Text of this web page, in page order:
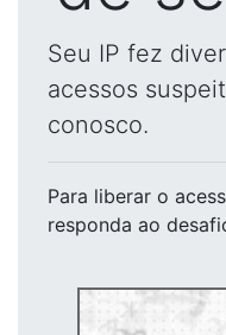
Seu IP fez
acessos
conosco.
Para liberar o
responda ao